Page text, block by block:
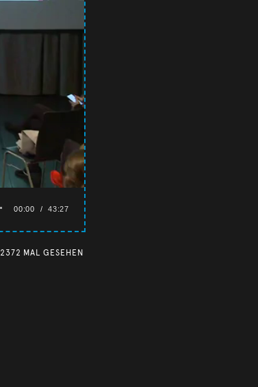
00:00 / 43:27
2372 MAL GESEHEN